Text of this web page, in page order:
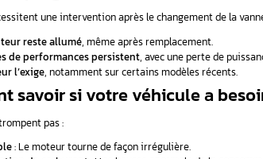
Mode dégradé: Le moteur limite ses
Fumées noires: Une combustion
1.3 Pourquoi faut-il
Avec le temps, la suie s’accumule et
mais lorsque l’encrassement est trop
moteur performant et plus respectueux de